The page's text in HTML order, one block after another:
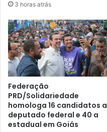
3 horas atrás
Federação
PRD/Solidariedade
homologa 16 candidatos a
deputado federal e 40 a
estadual em Goiás